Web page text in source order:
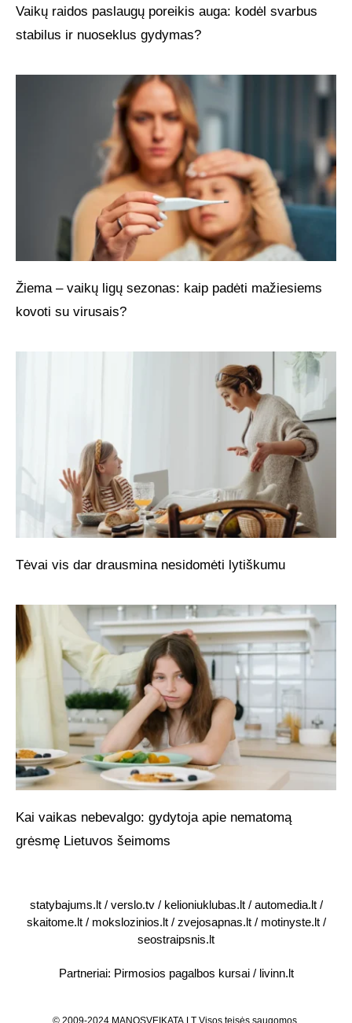
Vaikų raidos paslaugų poreikis auga: kodėl svarbus
stabilus ir nuoseklus gydymas?
Žiema – vaikų ligų sezonas: kaip padėti mažiesiems
kovoti su virusais?
Tėvai vis dar drausmina nesidomėti lytiškumu
Kai vaikas nebevalgo: gydytoja apie nematomą
grėsmę Lietuvos šeimoms
statybajums.lt/ verslo.tv/ kelioniuklubas.lt/ automedia.lt/
skaitome.lt/ mokslozinios.lt/ zvejosapnas.lt/ motinyste.lt/
seostraipsnis.lt
Partneriai: Pirmosios pagalbos kursai/ livinn.lt
© 2009-2024 MANOSVEIKATA.LT Visos teisės saugomos.